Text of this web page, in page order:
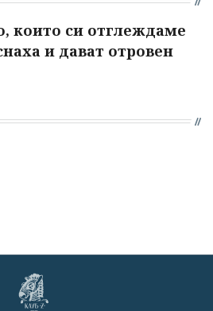
които си отглеждаме
и дават отровен